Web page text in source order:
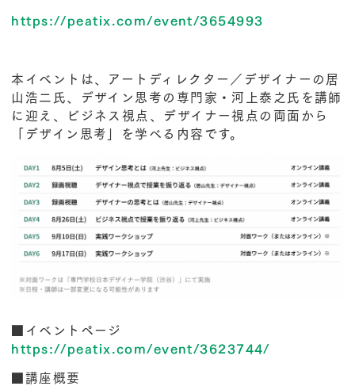
https://peatix.com/event/3654993
本イベントは、アートディレクター／デザイナーの居
山浩二氏、デザイン思考の専門家・河上泰之氏を講師
に迎え、ビジネス視点、デザイナー視点の両面から
「デザイン思考」を学べる内容です。
■イベントページ
https://peatix.com/event/3623744/
■講座概要